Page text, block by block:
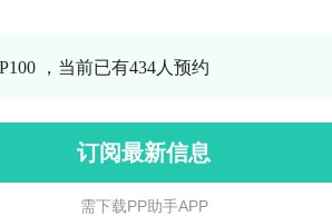
物们战斗升级，成为啾啾大师吧！ 感受
万物可进交易行。 拒绝数值贩卖，自由交易
，当前已有434人预约
订阅最新信息
需 下 载 P P 助 手 A P P